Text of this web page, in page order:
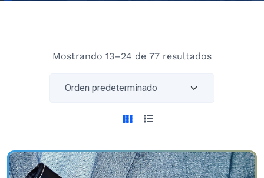
Mostrando 13–24 de 77 resultados